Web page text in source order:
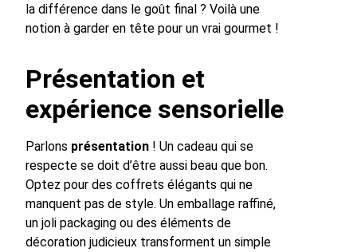
la différence dans le goût final ? Voilà une
notion à garder en tête pour un vrai gourmet !
Présentation et
expérience sensorielle
Parlons présentation ! Un cadeau qui se
respecte se doit d’être aussi beau que bon.
Optez pour des coffrets élégants qui ne
manquent pas de style. Un emballage raffiné,
un joli packaging ou des éléments de
décoration judicieux transforment un simple